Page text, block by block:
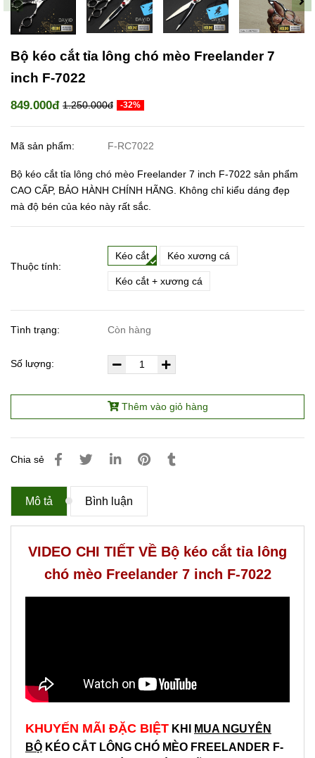
Bộ kéo cắt tỉa lông chó mèo Freelander 7
inch F-7022
849.000đ 1.250.000đ -32%
Mã sản phẩm: F-RC7022
Bộ kéo cắt tỉa lông chó mèo Freelander 7 inch F-7022 sản phẩm
CAO CẤP, BẢO HÀNH CHÍNH HÃNG. Không chỉ kiểu dáng đẹp
mà độ bén của kéo này rất sắc.
Thuộc tính:
Kéo cắt Kéo xương cá
Kéo cắt + xương cá
Tình trạng: Còn hàng
Số lượng:
Thêm vào giỏ hàng
Chia sẻ
Mô tả Bình luận
VIDEO CHI TIẾT VỀ Bộ kéo cắt tỉa lông
chó mèo Freelander 7 inch F-7022
KHUYẾN MÃI ĐẶC BIỆT KHI
MUA NGUYÊN
BỘ KÉO CẮT LÔNG CHÓ MÈO FREELANDER F-